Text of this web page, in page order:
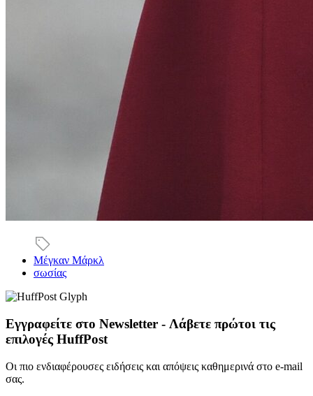
Μέγκαν Μάρκλ
σωσίας
Εγγραφείτε στο Newsletter - Λάβετε πρώτοι τις
επιλογές HuffPost
Οι πιο ενδιαφέρουσες ειδήσεις και απόψεις καθημερινά στο e-mail
σας.